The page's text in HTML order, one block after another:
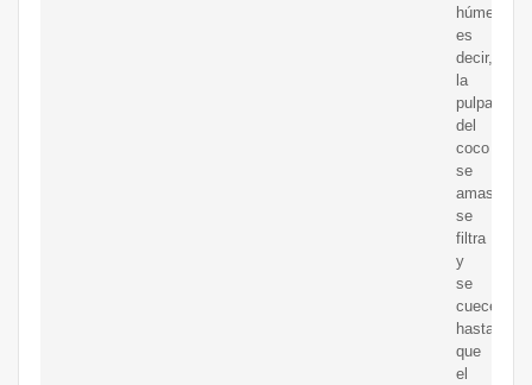
húmedo,
es
decir,
la
pulpa
del
coco
se
amasa,
se
filtra
y
se
cuece
hasta
que
el